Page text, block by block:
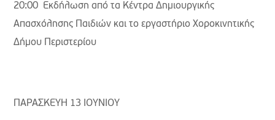
20:00 Εκδήλωση από τα Κέντρα Δημιουργικής
Απασχόλησης Παιδιών και το εργαστήριο Χοροκινητικής
Δήμου Περιστερίου
ΠΑΡΑΣΚΕΥΗ 13 ΙΟΥΝΙΟΥ